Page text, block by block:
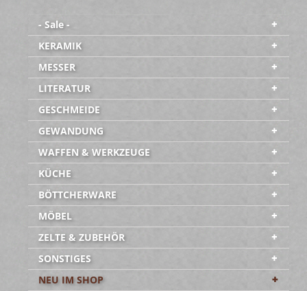
- Sale -
KERAMIK
MESSER
LITERATUR
GESCHMEIDE
GEWANDUNG
WAFFEN & WERKZEUGE
KÜCHE
BÖTTCHERWARE
MÖBEL
ZELTE & ZUBEHÖR
SONSTIGES
NEU IM SHOP